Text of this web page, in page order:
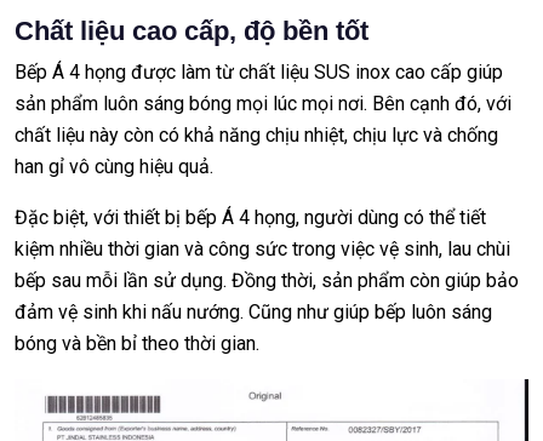
Chất liệu cao cấp, độ bền tốt
Bếp Á 4 họng được làm từ chất liệu SUS inox cao cấp giúp
sản phẩm luôn sáng bóng mọi lúc mọi nơi. Bên cạnh đó, với
chất liệu này còn có khả năng chịu nhiệt, chịu lực và chống
han gỉ vô cùng hiệu quả.
Đặc biệt, với thiết bị bếp Á 4 họng, người dùng có thể tiết
kiệm nhiều thời gian và công sức trong việc vệ sinh, lau chùi
bếp sau mỗi lần sử dụng. Đồng thời, sản phẩm còn giúp bảo
đảm vệ sinh khi nấu nướng. Cũng như giúp bếp luôn sáng
bóng và bền bỉ theo thời gian.